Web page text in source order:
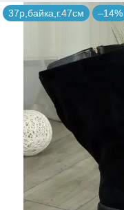
37р,байка,г.47см –14%